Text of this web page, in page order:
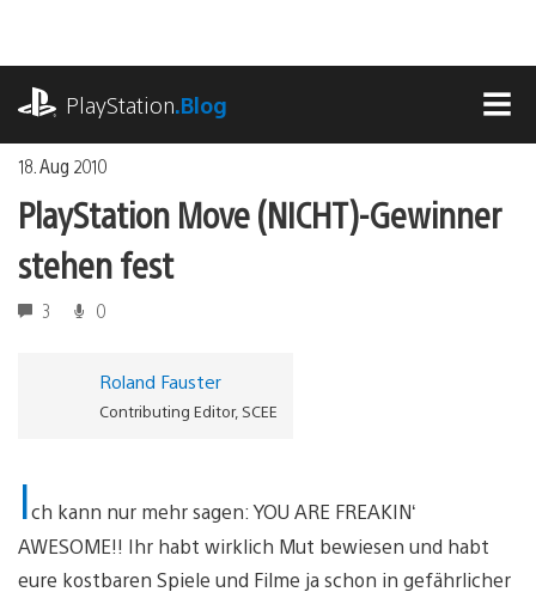
springen
PlayStation.Blog
18. Aug 2010
PlayStation Move (NICHT)-Gewinner
stehen fest
3 0
Roland Fauster
Contributing Editor, SCEE
Ich kann nur mehr sagen: YOU ARE FREAKIN‘
AWESOME!! Ihr habt wirklich Mut bewiesen und habt
eure kostbaren Spiele und Filme ja schon in gefährlicher